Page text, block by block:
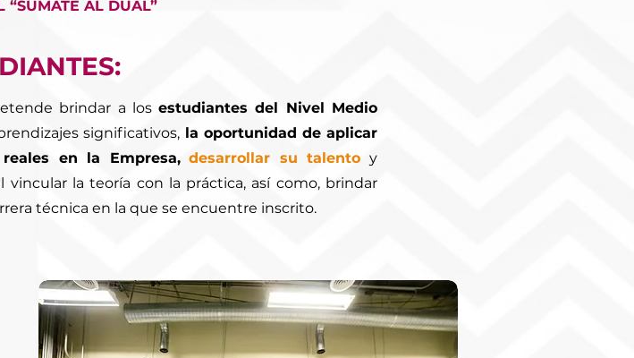
“SÚMATE AL DUAL”
brindar a losestudiantes del Nivel Medio
significativos,la oportunidad de aplicar
en la Empresa, desarrollar su talento y
la teoría con la práctica, así como, brindar
técnica en la que se encuentre inscrito.